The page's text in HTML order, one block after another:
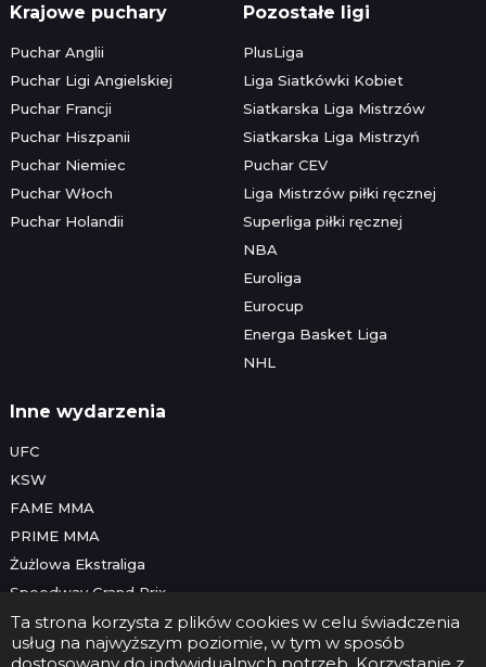
Ta strona korzysta z plików cookies w celu świadczenia
usług na najwyższym poziomie, w tym w sposób
Krajowe puchary
Puchar Anglii
Puchar Ligi Angielskiej
Puchar Francji
Puchar Hiszpanii
Puchar Niemiec
Puchar Włoch
Puchar Holandii
Pozostałe ligi
PlusLiga
Liga Siatkówki Kobiet
Siatkarska Liga Mistrzów
Siatkarska Liga Mistrzyń
Puchar CEV
Liga Mistrzów piłki ręcznej
Superliga piłki ręcznej
NBA
Euroliga
Eurocup
Energa Basket Liga
NHL
Inne wydarzenia
UFC
KSW
FAME MMA
PRIME MMA
Żużlowa Ekstraliga
Speedway Grand Prix
Skoki narciarskie